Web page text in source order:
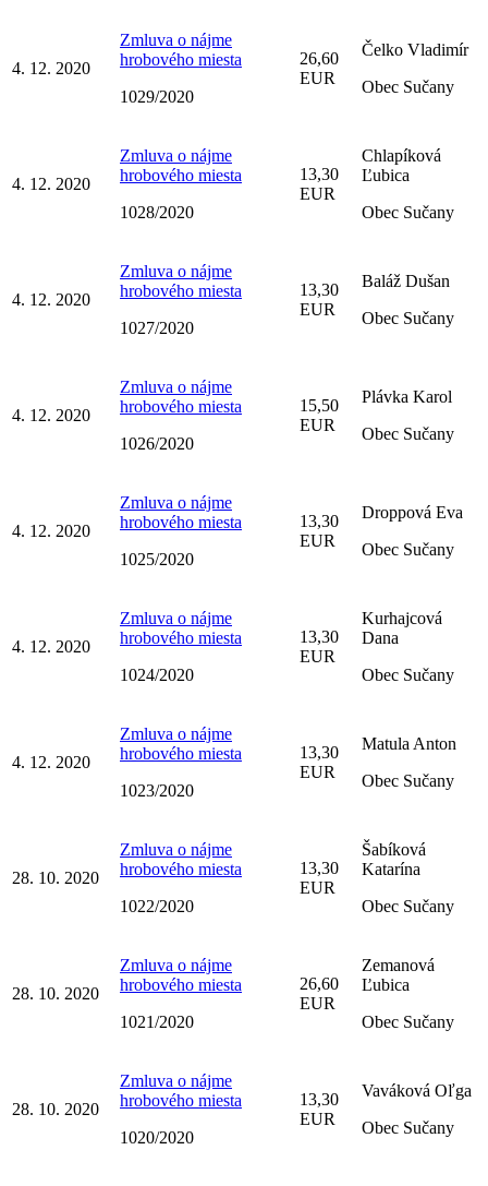
4. 12. 2020
Zmluva o nájme
hrobového miesta
1029/2020
26,60
EUR
Čelko Vladimír
Obec Sučany
4. 12. 2020
Zmluva o nájme
hrobového miesta
1028/2020
13,30
EUR
Chlapíková
Ľubica
Obec Sučany
4. 12. 2020
Zmluva o nájme
hrobového miesta
1027/2020
13,30
EUR
Baláž Dušan
Obec Sučany
4. 12. 2020
Zmluva o nájme
hrobového miesta
1026/2020
15,50
EUR
Plávka Karol
Obec Sučany
4. 12. 2020
Zmluva o nájme
hrobového miesta
1025/2020
13,30
EUR
Droppová Eva
Obec Sučany
4. 12. 2020
Zmluva o nájme
hrobového miesta
1024/2020
13,30
EUR
Kurhajcová
Dana
Obec Sučany
4. 12. 2020
Zmluva o nájme
hrobového miesta
1023/2020
13,30
EUR
Matula Anton
Obec Sučany
28. 10. 2020
Zmluva o nájme
hrobového miesta
1022/2020
13,30
EUR
Šabíková
Katarína
Obec Sučany
28. 10. 2020
Zmluva o nájme
hrobového miesta
1021/2020
26,60
EUR
Zemanová
Ľubica
Obec Sučany
28. 10. 2020
Zmluva o nájme
hrobového miesta
1020/2020
13,30
EUR
Vaváková Oľga
Obec Sučany